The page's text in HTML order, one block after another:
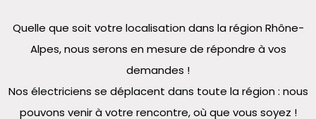
Quelle que soit votre localisation dans la région Rhône-
Alpes, nous serons en mesure de répondre à vos
demandes !
Nos électriciens se déplacent dans toute la région : nous
pouvons venir à votre rencontre, où que vous soyez !